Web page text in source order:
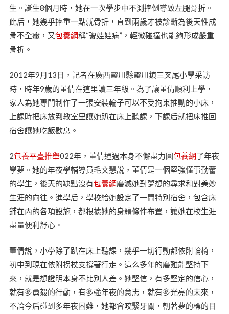
生。誕生8個月時，她在一次學步中不測摔倒導致左腿骨折。
此后，她幾乎摔重一點就骨折，直到兩歲才被診斷為後天性成
骨不全癥，又包養網稱“瓷娃娃病”，輕微碰撞也能夠形成嚴重
骨折。
2012年9月13日，記者在廣西靈川縣靈川鎮三叉尾小學采訪
時，時年9歲的董倩在這里讀三年級。為了讓董倩順利上學，
家人為她專門制作了一張安裝輪子可以不受拘束推動的小床，
上課時把床放到教室里讓她趴在床上聽課，下課后就把床推回
宿舍讓她吃飯歇息。
2包養平臺推舉022年，董倩通過本身不懈盡力圓包養網了年夜
學夢。她的年夜學輔導員毛文慧說，董倩是一個堅強懂事勤奮
的學生，後天的缺點沒有包養網磨滅她對夢想的尋求和對美妙
生涯的向往。進學后，學校給她設定了一間特別宿舍，包含床
鋪在內的各項設施，都根據她的身體條件布置，讓她在校生涯
盡量便利舒心。
董倩說，小學除了趴在床上聽課，幾乎一切行動都依附輪椅，
初中到現在依附拐杖支撐著行走。這么多年的磨難能堅持下
來，就是想證明本身不比別人差。她堅信，有多堅定的信心，
就有多勇毅的行動，有多強年夜的意志，就有多光亮的未來，
不論今后碰到多年夜困難，她都會咬緊牙關，朝著夢的標的目